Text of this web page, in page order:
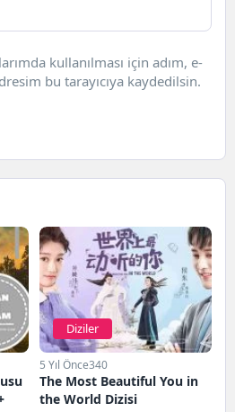
kullanılması için adım, e-
bu tarayıcıya kaydedilsin.
Diziler
5 Yıl Önce340
The Most Beautiful You in
the World Dizisi